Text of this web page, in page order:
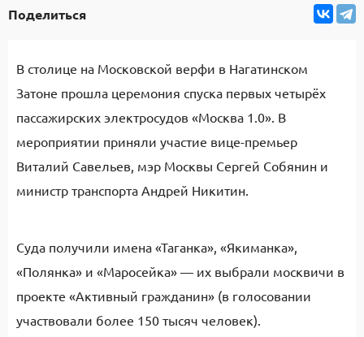
Поделиться
В столице на Московской верфи в Нагатинском
Затоне прошла церемония спуска первых четырёх
пассажирских электросудов «Москва 1.0». В
мероприятии приняли участие вице-премьер
Виталий Савельев, мэр Москвы Сергей Собянин и
министр транспорта Андрей Никитин.
Суда получили имена «Таганка», «Якиманка»,
«Полянка» и «Маросейка» — их выбрали москвичи в
проекте «Активный гражданин» (в голосовании
участвовали более 150 тысяч человек).